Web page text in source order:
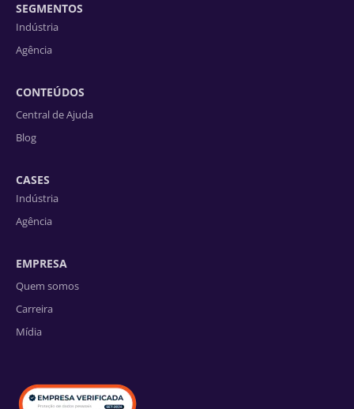
SEGMENTOS
Indústria
Agência
CONTEÚDOS
Central de Ajuda
Blog
CASES
Indústria
Agência
EMPRESA
Quem somos
Carreira
Mídia